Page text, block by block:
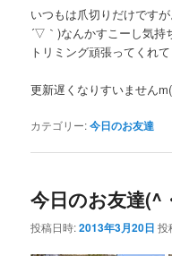
いつもは爪切りだけです
´▽｀)なんかすこーし気持
トリミング頑張ってくれ
更新遅くなりすいません
カテゴリー:今日のお友達
今日のお友達(^
投稿日時:2013年3月20日 投